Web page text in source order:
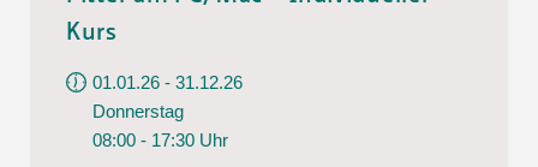
Kurs
01.01.26 - 31.12.26
Donnerstag
08:00 - 17:30 Uhr